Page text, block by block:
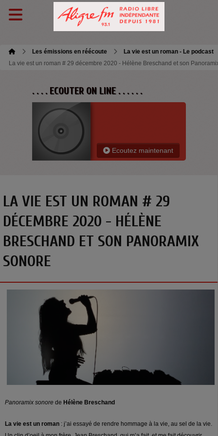
Les émissions en réécoute
La vie est un roman - Le podcast
La vie est un roman # 29 décembre 2020 - Hélène Breschand et son
. . . . ECOUTER ON LINE . . . . . .
Ecoutez maintenant
LA VIE EST UN ROMAN # 29
DÉCEMBRE 2020 - HÉLÈNE
BRESCHAND ET SON PANORAMIX
SONORE
Panoramix sonore de Hélène Breschand
La vie est un roman : j’ai essayé de rendre hommage à la vie, au sel de la vie.